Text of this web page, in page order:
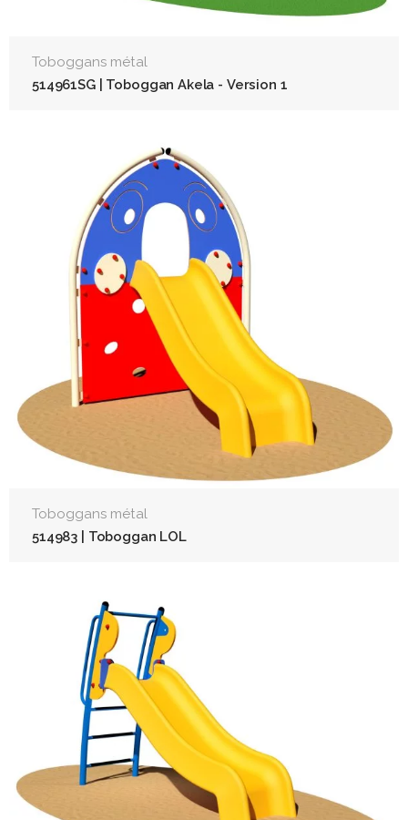
Toboggans métal
514961SG | Toboggan Akela - Version 1
Toboggans métal
514983 | Toboggan LOL